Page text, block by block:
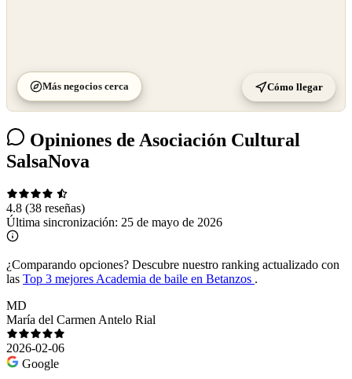
Más negocios cerca Cómo llegar
Opiniones de Asociación Cultural
SalsaNova
4.8 (38 reseñas)
Última sincronización: 25 de mayo de 2026
¿Comparando opciones? Descubre nuestro ranking actualizado con
las Top 3 mejores Academia de baile en Betanzos .
MD
María del Carmen Antelo Rial
2026-02-06
Google